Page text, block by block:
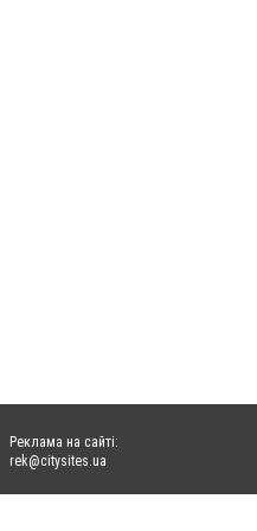
Реклама на сайті:
rek@citysites.ua